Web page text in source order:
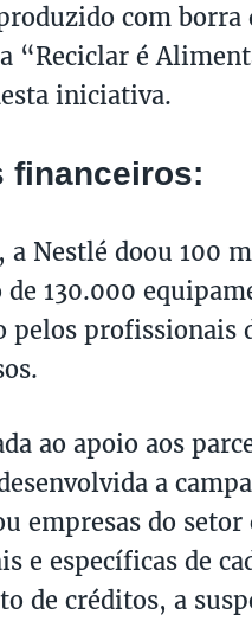
com borra
“Reciclar é
iniciativa.
financeiros:
a Nestlé doou 100
de 130.000
pelos profissionais
ao apoio aos
a
empresas do setor
e específicas de
de créditos, a